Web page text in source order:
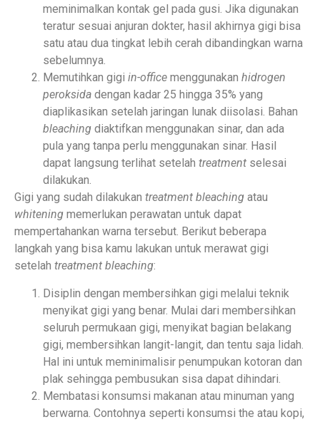
meminimalkan kontak gel pada gusi. Jika digunakan
teratur sesuai anjuran dokter, hasil akhirnya gigi bisa
satu atau dua tingkat lebih cerah dibandingkan warna
sebelumnya.
Memutihkan gigi in-office menggunakan hidrogen
peroksida dengan kadar 25 hingga 35% yang
diaplikasikan setelah jaringan lunak diisolasi. Bahan
bleaching diaktifkan menggunakan sinar, dan ada
pula yang tanpa perlu menggunakan sinar. Hasil
dapat langsung terlihat setelah treatment selesai
dilakukan.
Gigi yang sudah dilakukan treatment bleaching atau
whitening memerlukan perawatan untuk dapat
mempertahankan warna tersebut. Berikut beberapa
langkah yang bisa kamu lakukan untuk merawat gigi
setelah treatment bleaching:
Disiplin dengan membersihkan gigi melalui teknik
menyikat gigi yang benar. Mulai dari membersihkan
seluruh permukaan gigi, menyikat bagian belakang
gigi, membersihkan langit-langit, dan tentu saja lidah.
Hal ini untuk meminimalisir penumpukan kotoran dan
plak sehingga pembusukan sisa dapat dihindari.
Membatasi konsumsi makanan atau minuman yang
berwarna. Contohnya seperti konsumsi the atau kopi,